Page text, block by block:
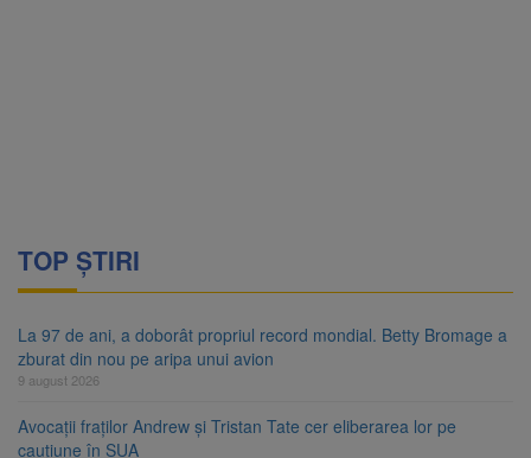
TOP ȘTIRI
La 97 de ani, a doborât propriul record mondial. Betty Bromage a
zburat din nou pe aripa unui avion
9 august 2026
Avocații fraților Andrew și Tristan Tate cer eliberarea lor pe
cauțiune în SUA